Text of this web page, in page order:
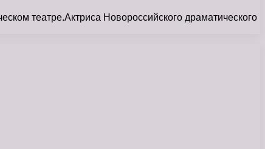
театре.Актриса Новороссийского драматического